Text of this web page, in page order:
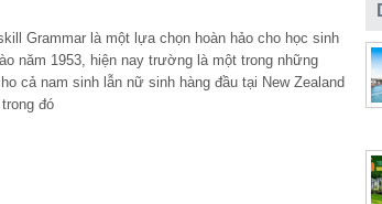
Grammar là một lựa chọn hoàn hảo cho học sinh
năm 1953, hiện nay trường là một trong những
cả nam sinh lẫn nữ sinh hàng đầu tại New Zealand
đó